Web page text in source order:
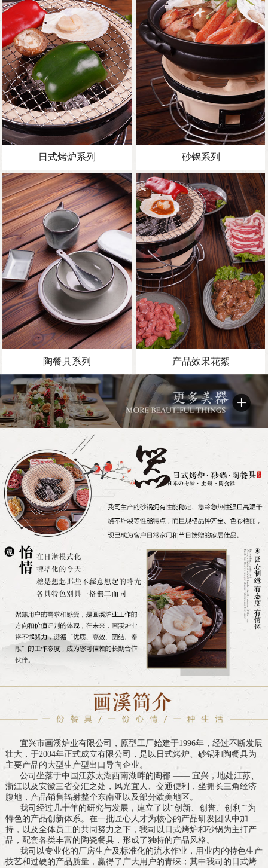
日式烤炉系列 砂锅系列
陶餐具系列 产品效果花絮
宜兴市画溪炉业有限公司，原型工厂始建于1996年，经过不断发展
壮大，于2004年正式成立有限公司，是以日式烤炉、砂锅和陶餐具为
主要产品的大型生产型出口导向企业。
公司坐落于中国江苏太湖西南湖畔的陶都 —— 宜兴，地处江苏、
浙江以及安徽三省交汇之处，风光宜人、交通便利，坐拥长三角经济
腹地，产品销售辐射整个东南亚以及部分欧美地区。
我司经过几十年的研究与发展，建立了以“创新、创誉、创利”’为
特色的产品创新体系。在一批匠心人才为核心的产品研发团队中加
持，以及全体员工的共同努力之下，我司以日式烤炉和砂锅为主打产
品，配套各类丰富的陶瓷餐具，形成了独特的产品风格。
我司以专业化的厂房生产及标准化的流水作业，用业内的特色生产
技艺和过硬的产品质量，赢得了广大用户的青睐；其中我司的日式烤